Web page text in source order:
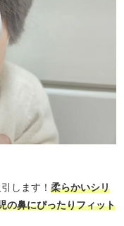
します！ 柔らかいシリ
の鼻にぴったりフィット